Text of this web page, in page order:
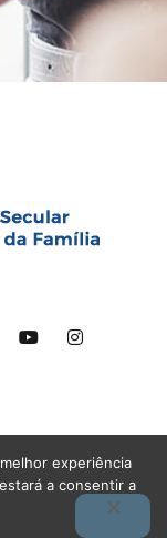
das Ideiasexperiência
a consentir a